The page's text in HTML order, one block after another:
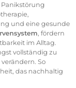
und eine gesunde
, fördern
im Alltag.
vollständig zu
So
das nachhaltig